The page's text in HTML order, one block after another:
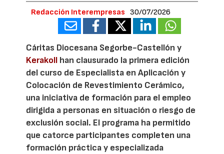
Redacción Interempresas 30/07/2026
Cáritas Diocesana Segorbe-Castellón y
Kerakoll han clausurado la primera edición
del curso de Especialista en Aplicación y
Colocación de Revestimiento Cerámico,
una iniciativa de formación para el empleo
dirigida a personas en situación o riesgo de
exclusión social. El programa ha permitido
que catorce participantes completen una
formación práctica y especializada